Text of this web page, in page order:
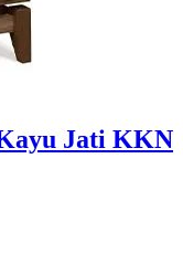
Jati KKN